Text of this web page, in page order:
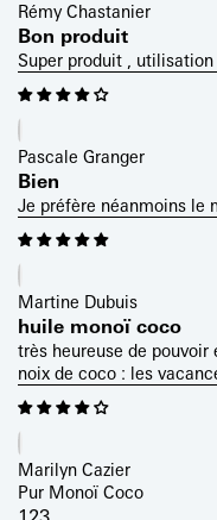
Rémy Chastanier
Bon produit
Super produit ,
Pascale Granger
Bien
Je préfère néanmoins le
Martine Dubuis
huile monoï coco
très heureuse de
noix de coco : les
Marilyn Cazier
Pur Monoï Coco